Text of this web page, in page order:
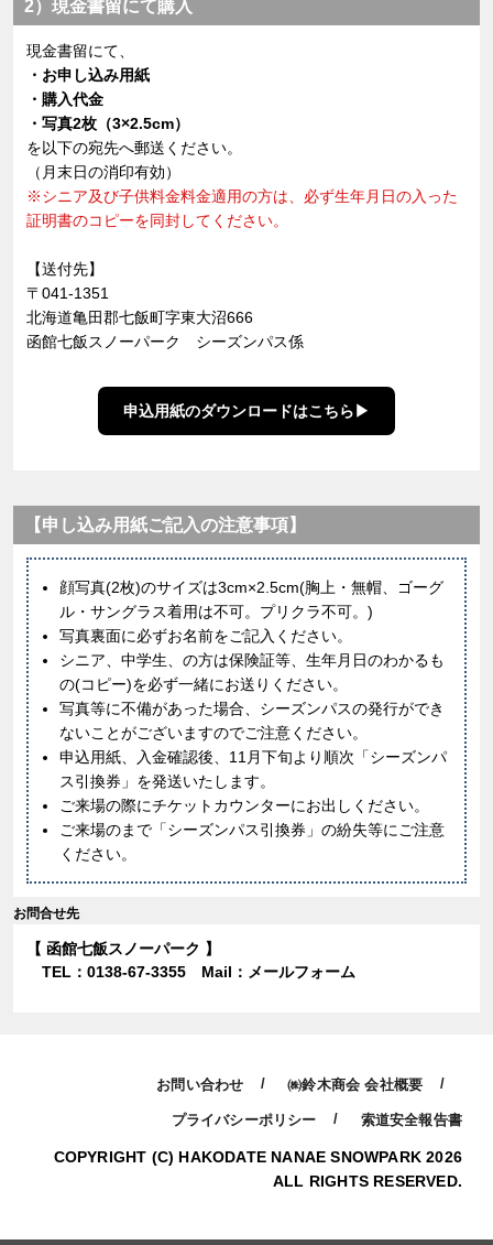
2）現金書留にて購入
現金書留にて、
・お申し込み用紙
・購入代金
・写真2枚（3×2.5cm）
を以下の宛先へ郵送ください。
（月末日の消印有効）
※シニア及び子供料金料金適用の方は、必ず生年月日の入った
証明書のコピーを同封してください。
【送付先】
〒041-1351
北海道亀田郡七飯町字東大沼666
函館七飯スノーパーク シーズンパス係
申込用紙のダウンロードはこちら
【申し込み用紙ご記入の注意事項】
顔写真(2枚)のサイズは3cm×2.5cm(胸上・無帽、ゴーグ
ル・サングラス着用は不可。プリクラ不可。)
写真裏面に必ずお名前をご記入ください。
シニア、中学生、の方は保険証等、生年月日のわかるも
の(コピー)を必ず一緒にお送りください。
写真等に不備があった場合、シーズンパスの発行ができ
ないことがございますのでご注意ください。
申込用紙、入金確認後、11月下旬より順次「シーズンパ
ス引換券」を発送いたします。
ご来場の際にチケットカウンターにお出しください。
ご来場のまで「シーズンパス引換券」の紛失等にご注意
ください。
お問合せ先
【 函館七飯スノーパーク 】
TEL： 0138-67-3355 Mail： メールフォーム
お問い合わせ ㈱鈴木商会 会社概要
プライバシーポリシー 索道安全報告書
COPYRIGHT (C) HAKODATE NANAE SNOWPARK 2026
ALL RIGHTS RESERVED.